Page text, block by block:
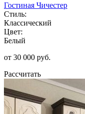
Гостиная Чичестер
Стиль:
Классический
Цвет:
Белый
от 30 000 руб.
Рассчитать